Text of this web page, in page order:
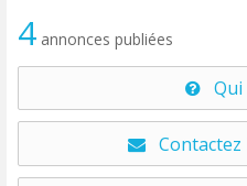
4 annonces publiées
Qui
Contactez